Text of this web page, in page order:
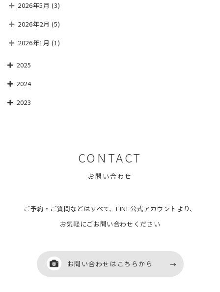
2026年5月 (3)
2026年2月 (5)
2026年1月 (1)
2025
2024
2023
CONTACT
お問い合わせ
ご予約・ご質問などはすべて、LINE公式アカウントより、
お気軽にごお問い合わせください
お問い合わせはこちらから